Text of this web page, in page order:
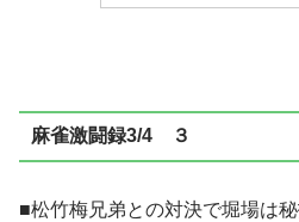
麻雀激闘録3/4 ３
■松竹梅兄弟との対決で堀場は